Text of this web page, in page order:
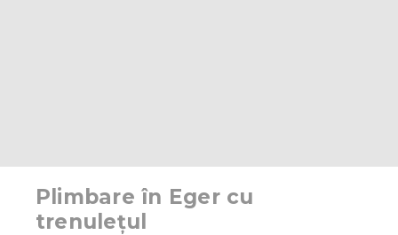
Plimbare în Eger cu
trenulețul